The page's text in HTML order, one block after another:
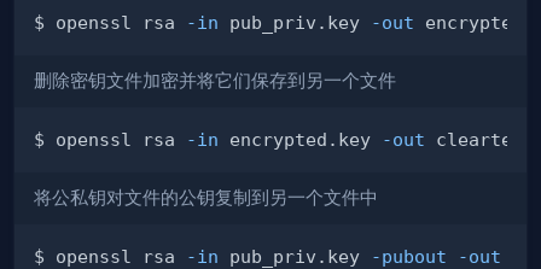
$ openssl rsa -in pub_priv.key -out
删除密钥文件加密并将它们保存到另一个文件
$ openssl rsa -in encrypted.key -out
将公私钥对文件的公钥复制到另一个文件中
$ openssl rsa -in pub_priv.key -pubout -out